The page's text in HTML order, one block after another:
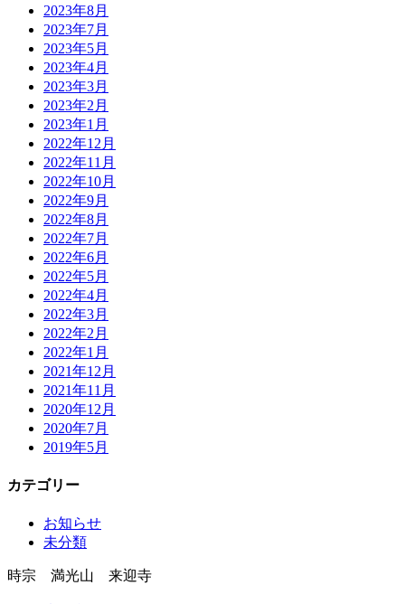
2023年8月
2023年7月
2023年5月
2023年4月
2023年3月
2023年2月
2023年1月
2022年12月
2022年11月
2022年10月
2022年9月
2022年8月
2022年7月
2022年6月
2022年5月
2022年4月
2022年3月
2022年2月
2022年1月
2021年12月
2021年11月
2020年12月
2020年7月
2019年5月
カテゴリー
お知らせ
未分類
時宗 満光山 来迎寺